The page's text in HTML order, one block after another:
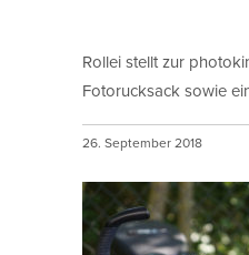
Rollei stellt zur
Fotorucksack sowie
26. September 2018